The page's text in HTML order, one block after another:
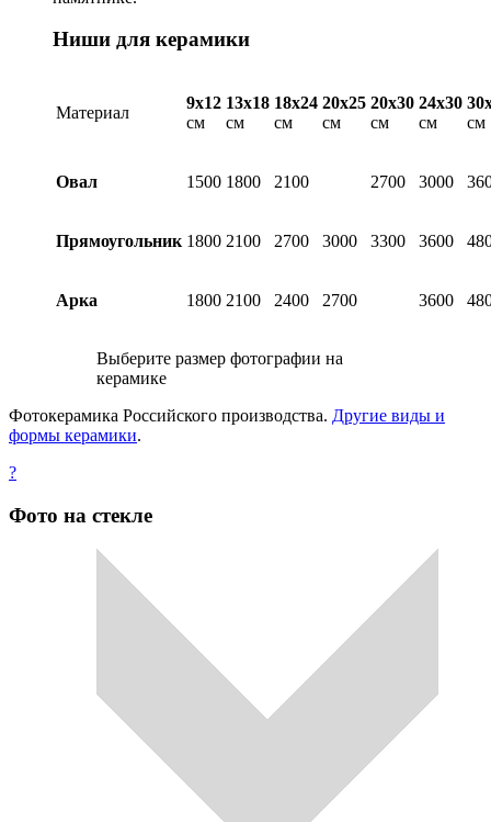
Ниши для керамики
Материал
9х12
см
13х18
см
18х24
см
20х25
см
20х30
см
24х30
см
см
Овал 1500 1800 2100 2700 3000
Прямоугольник 1800 2100 2700 3000 3300 3600
Арка 1800 2100 2400 2700 3600
Выберите размер фотографии на
керамике
Фотокерамика Российского производства. Другие виды и
формы керамики.
?
Фото на стекле